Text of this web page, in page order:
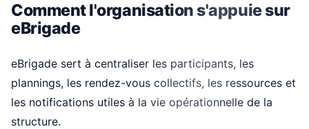
Comment l'organisation s'appuie sur
eBrigade
eBrigade sert à centraliser les participants, les
plannings, les rendez-vous collectifs, les ressources et
les notifications utiles à la vie opérationnelle de la
structure.